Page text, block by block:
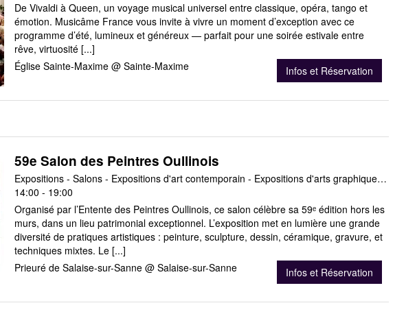
De Vivaldi à Queen, un voyage musical universel entre classique, opéra, tango et
émotion. Musicâme France vous invite à vivre un moment d’exception avec ce
programme d’été, lumineux et généreux — parfait pour une soirée estivale entre
rêve, virtuosité [...]
Église Sainte-Maxime @ Sainte-Maxime
Infos et Réservation
59e Salon des Peintres Oullinois
Expositions - Salons - Expositions d'art contemporain - Expositions d'arts graphiques - Expositions de peinture - Expositions de sculpture
14:00 - 19:00
Organisé par l’Entente des Peintres Oullinois, ce salon célèbre sa 59ᵉ édition hors les
murs, dans un lieu patrimonial exceptionnel. L’exposition met en lumière une grande
diversité de pratiques artistiques : peinture, sculpture, dessin, céramique, gravure, et
techniques mixtes. Le [...]
Prieuré de Salaise-sur-Sanne @ Salaise-sur-Sanne
Infos et Réservation